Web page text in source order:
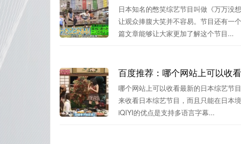
日本知名的憋笑综艺节目叫做《万万没
让观众捧腹大笑并不容易。节目还有
篇文章能够让大家更加了解这个节目...
百度推荐：哪个网站上可以收
哪个网站上可以收看最新的日本综艺节
来收看日本综艺节目，而且只能在日本
iQIYI的优点是支持多语言字幕...